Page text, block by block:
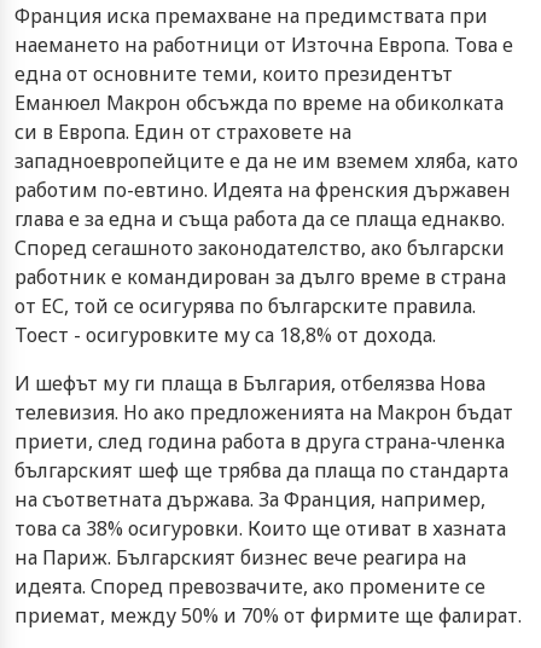
Франция иска премахване на предимствата при
наемането на работници от Източна Европа. Това е
една от основните теми, които президентът
Еманюел Макрон обсъжда по време на обиколката
си в Европа. Един от страховете на
западноевропейците е да не им вземем хляба, като
работим по-евтино. Идеята на френския държавен
глава е за една и съща работа да се плаща еднакво.
Според сегашното законодателство, ако български
работник е командирован за дълго време в страна
от ЕС, той се осигурява по българските правила.
Тоест - осигуровките му са 18,8% от дохода.
И шефът му ги плаща в България, отбелязва Нова
телевизия. Но ако предложенията на Макрон бъдат
приети, след година работа в друга страна-членка
българският шеф ще трябва да плаща по стандарта
на съответната държава. За Франция, например,
това са 38% осигуровки. Които ще отиват в хазната
на Париж. Българският бизнес вече реагира на
идеята. Според превозвачите, ако промените се
приемат, между 50% и 70% от фирмите ще фалират.